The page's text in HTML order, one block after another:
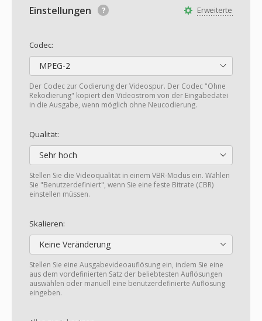
Erweiterte
Einstellungen
Codec:
MPEG-2
Der Codec zur Codierung der Videospur. Der Codec "Ohne
Rekodierung" kopiert den Videostrom von der Eingabedatei
in die Ausgabe, wenn möglich ohne Neucodierung.
Qualität:
Sehr hoch
Stellen Sie die Videoqualität in einem VBR-Modus ein. Wählen
Sie "Benutzerdefiniert", wenn Sie eine feste Bitrate (CBR)
einstellen müssen.
Skalieren:
Keine Veränderung
Stellen Sie eine Ausgabevideoauflösung ein, indem Sie eine
aus dem vordefinierten Satz der beliebtesten Auflösungen
auswählen oder manuell eine benutzerdefinierte Auflösung
eingeben.